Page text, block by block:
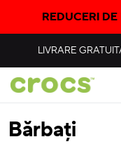
REDUCERI
LIVRARE
Bărbați